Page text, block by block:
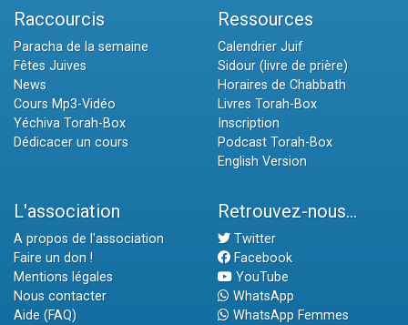
Raccourcis
Paracha de la semaine
Fêtes Juives
News
Cours Mp3-Vidéo
Yéchiva Torah-Box
Dédicacer un cours
Ressources
Calendrier Juif
Sidour (livre de prière)
Horaires de Chabbath
Livres Torah-Box
Inscription
Podcast Torah-Box
English Version
L'association
A propos de l'association
Faire un don !
Mentions légales
Nous contacter
Aide (FAQ)
Retrouvez-nous...
Twitter
Facebook
YouTube
WhatsApp
WhatsApp Femmes